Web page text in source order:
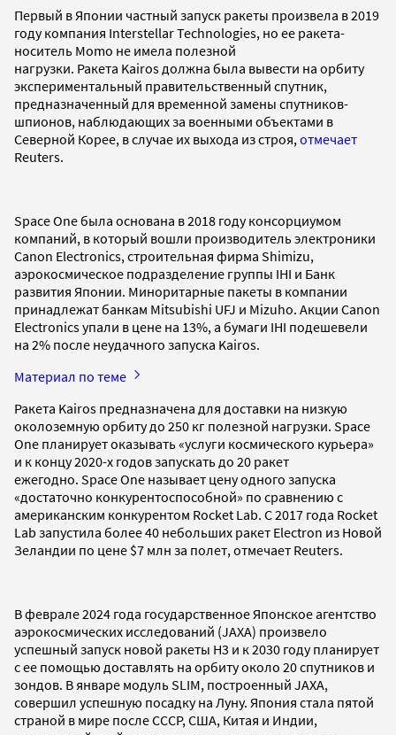
Первый в Японии частный запуск ракеты произвела в 2019
году компания Interstellar Technologies, но ее ракета-
носитель Momo не имела полезной
нагрузки. Ракета Kairos должна была вывести на орбиту
экспериментальный правительственный спутник,
предназначенный для временной замены спутников-
шпионов, наблюдающих за военными объектами в
Северной Корее, в случае их выхода из строя, отмечает
Reuters.
Space One была основана в 2018 году консорциумом
компаний, в который вошли производитель электроники
Canon Electronics, строительная фирма Shimizu,
аэрокосмическое подразделение группы IHI и Банк
развития Японии. Миноритарные пакеты в компании
принадлежат банкам Mitsubishi UFJ и Mizuho. Акции Canon
Electronics упали в цене на 13%, а бумаги IHI подешевели
на 2% после неудачного запуска Kairos.
Материал по теме
Ракета Kairos предназначена для доставки на низкую
околоземную орбиту до 250 кг полезной нагрузки. Space
One планирует оказывать «услуги космического курьера»
и к концу 2020-х годов запускать до 20 ракет
ежегодно. Space One называет цену одного запуска
«достаточно конкурентоспособной» по сравнению с
американским конкурентом Rocket Lab. С 2017 года Rocket
Lab запустила более 40 небольших ракет Electron из Новой
Зеландии по цене $7 млн за полет, отмечает Reuters.
В феврале 2024 года государственное Японское агентство
аэрокосмических исследований (JAXA) произвело
успешный запуск новой ракеты Н3 и к 2030 году планирует
с ее помощью доставлять на орбиту около 20 спутников и
зондов. В январе модуль SLIM, построенный JAXA,
совершил успешную посадку на Луну. Япония стала пятой
страной в мире после СССР, США, Китая и Индии,